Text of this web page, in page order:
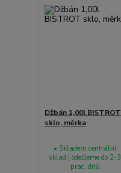
Džbán 1,00l BISTROT
sklo, měrka
• Skladem centrální
sklad | odešleme do 2-3
prac. dnů